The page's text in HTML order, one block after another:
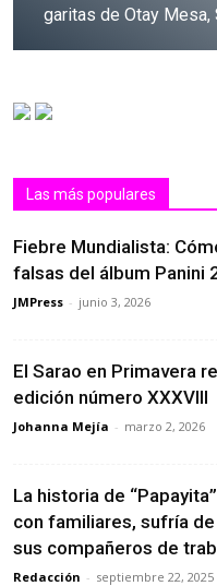
garitas de Otay Mesa,
Las más populares
Fiebre Mundialista:
falsas del álbum Panini
JMPress - junio 3, 2026
El Sarao en Primavera
edición número XXXVIII
Johanna Mejía - marzo 2, 2026
La historia de
con familiares, sufría
sus compañeros de
Redacción - septiembre 22, 2025